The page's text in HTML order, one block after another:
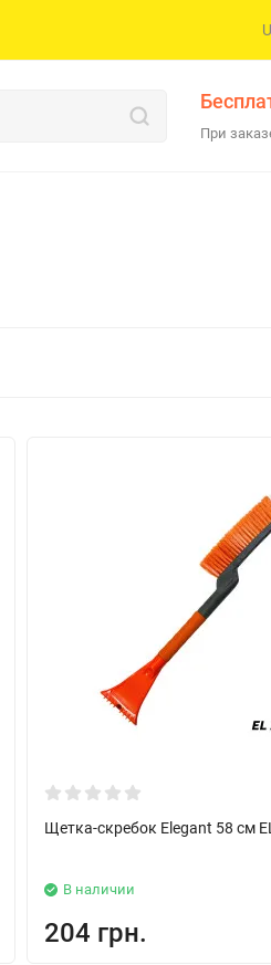
При
Щетка-скребок Elegant 58 см
В наличии
204 грн.